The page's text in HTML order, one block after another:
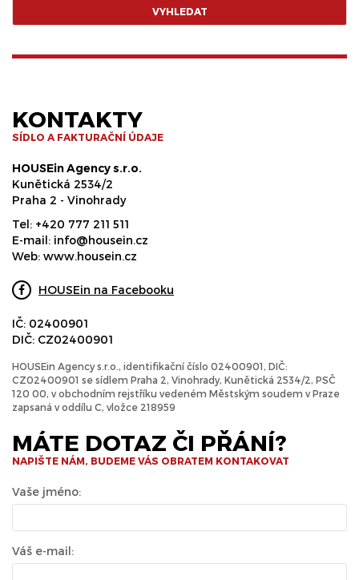
VYHLEDAT
KONTAKTY
SÍDLO A FAKTURAČNÍ ÚDAJE
HOUSEin Agency s.r.o.
Kunětická 2534/2
Praha 2 - Vinohrady
Tel: +420 777 211 511
E-mail: info@housein.cz
Web: www.housein.cz
HOUSEin na Facebooku
IČ: 02400901
DIČ: CZ02400901
HOUSEin Agency s.r.o., identifikační číslo 02400901, DIČ:
CZ02400901 se sídlem Praha 2, Vinohrady, Kunětická 2534/2, PSČ
120 00, v obchodním rejstříku vedeném Městským soudem v Praze
zapsaná v oddílu C, vložce 218959
MÁTE DOTAZ ČI PŘÁNÍ?
NAPIŠTE NÁM, BUDEME VÁS OBRATEM KONTAKOVAT
Vaše jméno:
Váš e-mail: